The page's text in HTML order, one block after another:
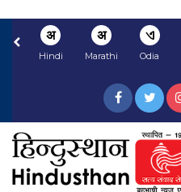
अ
Hindi
अ
Marathi
ଏ
Odia